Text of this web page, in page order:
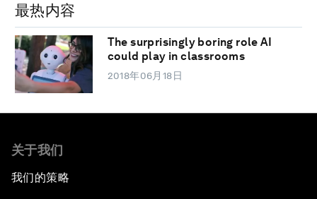
最热内容
The surprisingly boring role AI
could play in classrooms
2018年06月18日
关于我们
我们的策略